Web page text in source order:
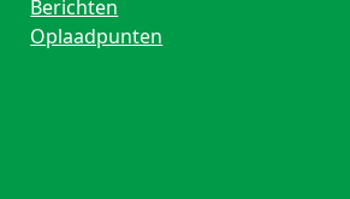
Berichten
Oplaadpunten